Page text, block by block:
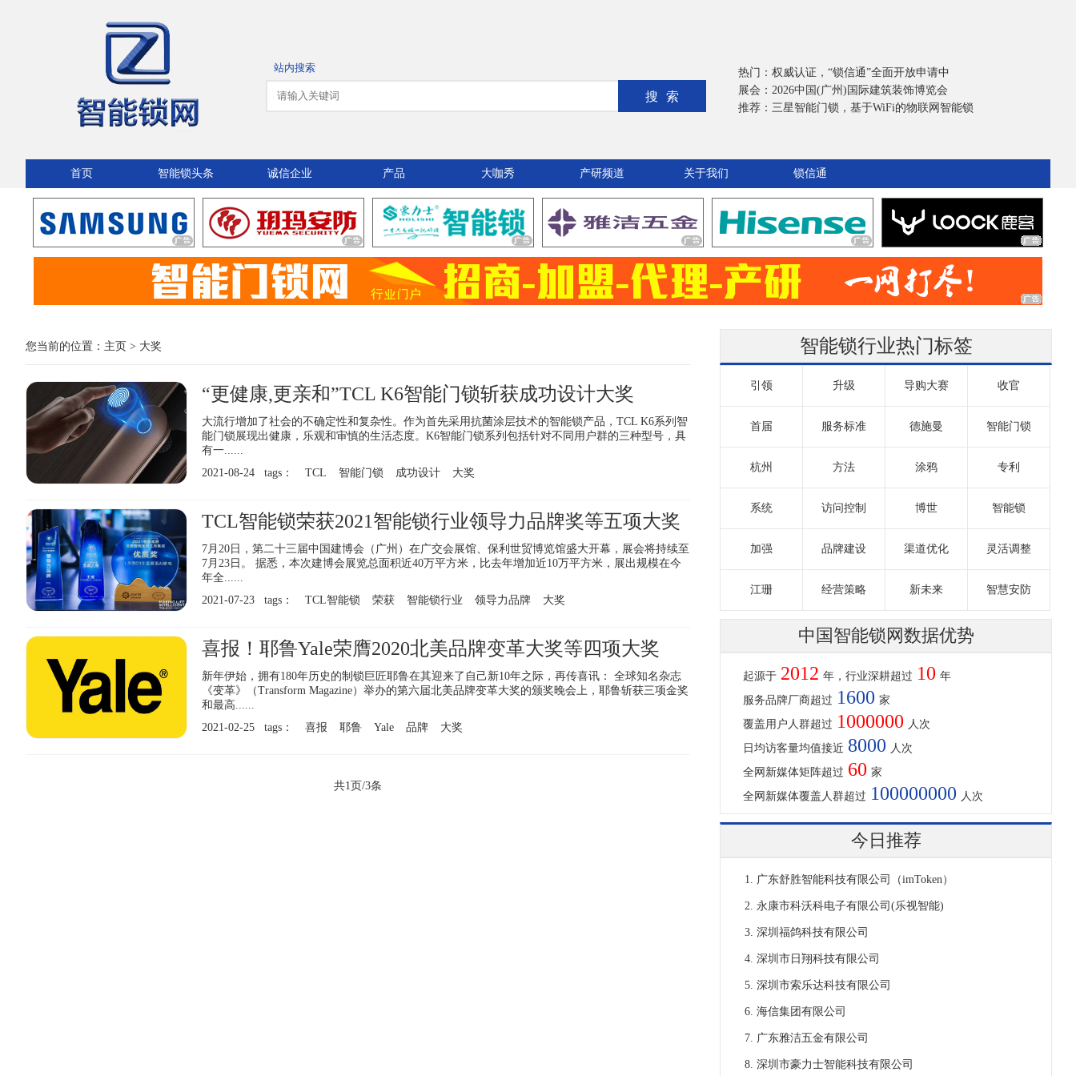
站内搜索
搜索
热门： 权威认证，“锁信通”全面开放申请中
展会： 2026中国(广州)国际建筑装饰博览会
推荐： 三星智能门锁，基于WiFi的物联网智能锁
首页 智能锁头条 诚信企业 产品 大咖秀 产研频道 关于我们 锁信通
您当前的位置： 主页 > 大奖
“更健康,更亲和”TCL K6智能门锁斩获成功设计大奖
大流行增加了社会的不确定性和复杂性。作为首先采用抗菌涂层技术的智能锁产品，TCL K6系列智
能门锁展现出健康，乐观和审慎的生活态度。K6智能门锁系列包括针对不同用户群的三种型号，具
有一......
2021-08-24 tags：
TCL 智能门锁 成功设计 大奖
TCL智能锁荣获2021智能锁行业领导力品牌奖等五项大奖
7月20日，第二十三届中国建博会（广州）在广交会展馆、保利世贸博览馆盛大开幕，展会将持续至
7月23日。 据悉，本次建博会展览总面积近40万平方米，比去年增加近10万平方米，展出规模在今
年全......
2021-07-23 tags：
TCL智能锁 荣获 智能锁行业 领导力品牌 大奖
喜报！耶鲁Yale荣膺2020北美品牌变革大奖等四项大奖
新年伊始，拥有180年历史的制锁巨匠耶鲁在其迎来了自己新10年之际，再传喜讯： 全球知名杂志
《变革》（Transform Magazine）举办的第六届北美品牌变革大奖的颁奖晚会上，耶鲁斩获三项金奖
和最高......
2021-02-25 tags：
喜报 耶鲁 Yale 品牌 大奖
共1页/3条
智能锁行业热门标签
引领 升级 导购大赛 收官
首届 服务标准 德施曼 智能门锁
杭州 方法 涂鸦 专利
系统 访问控制 博世 智能锁
加强 品牌建设 渠道优化 灵活调整
江珊 经营策略 新未来 智慧安防
中国智能锁网数据优势
起源于 2012 年，行业深耕超过 10 年
服务品牌厂商超过 1600 家
覆盖用户人群超过 1000000 人次
日均访客量均值接近 8000 人次
全网新媒体矩阵超过 60 家
全网新媒体覆盖人群超过 100000000 人次
今日推荐
广东舒胜智能科技有限公司（imToken）
永康市科沃科电子有限公司(乐视智能)
深圳福鸽科技有限公司
深圳市日翔科技有限公司
深圳市索乐达科技有限公司
海信集团有限公司
广东雅洁五金有限公司
深圳市豪力士智能科技有限公司